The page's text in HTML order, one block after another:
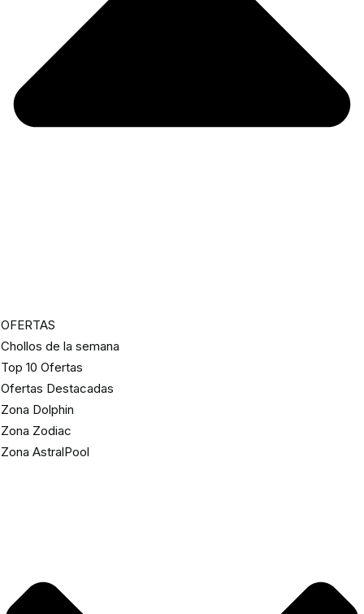
OFERTAS
Chollos de la semana
Top 10 Ofertas
Ofertas Destacadas
Zona Dolphin
Zona Zodiac
Zona AstralPool